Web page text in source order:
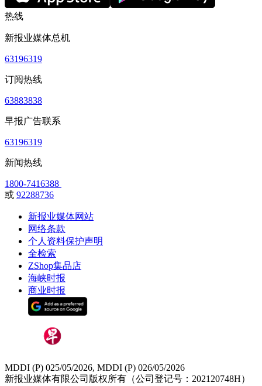
热线
新报业媒体总机
63196319
订阅热线
63883838
早报广告联系
63196319
新闻热线
1800-7416388
或 92288736
新报业媒体网站
网络条款
个人资料保护声明
全检索
ZShop集品店
海峡时报
商业时报
MDDI (P) 025/05/2026, MDDI (P) 026/05/2026
新报业媒体有限公司版权所有（公司登记号：202120748H）